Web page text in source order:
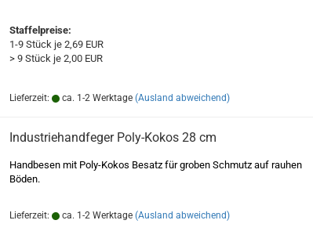
Staffelpreise:
1-9 Stück je 2,69 EUR
> 9 Stück je 2,00 EUR
Lieferzeit: ca. 1-2 Werktage (Ausland abweichend)
Industriehandfeger Poly-Kokos 28 cm
Handbesen mit Poly-Kokos Besatz für groben Schmutz auf rauhen
Böden.
Lieferzeit: ca. 1-2 Werktage (Ausland abweichend)